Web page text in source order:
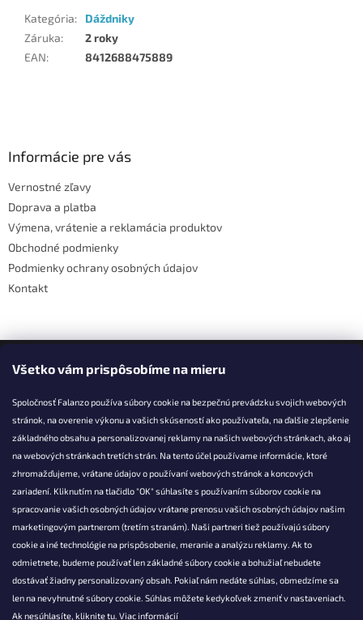
Všetko vám prispôsobíme na mieru
Spoločnosť Falanzo používa súbory cookie na bezpečnú prevádzku svojich webových
stránok, na overenie výkonu a vašich skúseností ako používateľa, na ďalšie zlepšenie
základného obsahu a personalizovanej reklamy na našich webových stránkach, ako aj
na webových stránkach tretích strán. Na tento účel používame informácie, ktoré
zhromažďujeme, vrátane údajov o používaní webových stránok a koncových
zariadení. Kliknutím na tlačidlo "OK" súhlasíte s používaním súborov cookie na
spracovanie vašich osobných údajov vrátane prenosu vašich osobných údajov našim
marketingovým partnerom (tretím stranám). Naši partneri tiež používajú súbory
cookie a iné technológie na prispôsobenie, meranie a analýzu reklamy. Ak to
odmietnete, budeme používať len základné súbory cookie a bohužiaľ nebudete
dostávať žiadny personalizovaný obsah. Pokiaľ nám nedáte súhlas, obmedzíme sa
len na nevyhnutné súbory cookie. Súhlas môžete kedykoľvek zmeniť v nastaveniach.
Ak nesúhlasíte, kliknitetu. Viac informácií
Kategória:
Dáždniky
Záruka:
2 roky
EAN: 8412688475889
Informácie pre vás
Vernostné zľavy
Doprava a platba
Výmena, vrátenie a reklamácia produktov
Obchodné podmienky
Podmienky ochrany osobných údajov
Kontakt
Facebook
KONTAKT
info@falanzo.sk
Falanzo.sk
FalanzoSK